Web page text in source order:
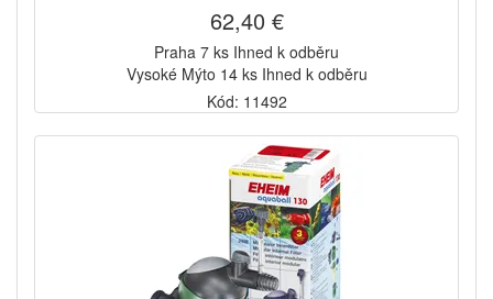
62,40 €
Praha 7 ks Ihned k odběru
Vysoké Mýto 14 ks Ihned k odběru
Kód: 11492